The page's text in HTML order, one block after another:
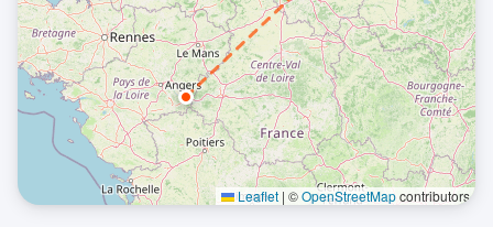
Leaflet | ©OpenStreetMapcontributors